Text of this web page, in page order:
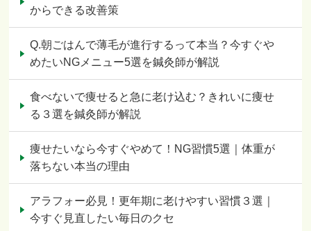
からできる改善策
Q.朝ごはんで薄毛が進行するって本当？今すぐや
めたいNGメニュー5選を鍼灸師が解説
食べないで痩せると急に老け込む？きれいに痩せ
る３選を鍼灸師が解説
痩せたいなら今すぐやめて！NG習慣5選｜体重が
落ちない本当の理由
アラフォー必見！更年期に老けやすい習慣３選｜
今すぐ見直したい毎日のクセ